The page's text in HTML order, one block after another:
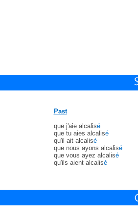
Past
que j'aie alcalisé
que tu aies alcalisé
qu'il ait alcalisé
que nous ayons alcalisé
que vous ayez alcalisé
qu'ils aient alcalisé